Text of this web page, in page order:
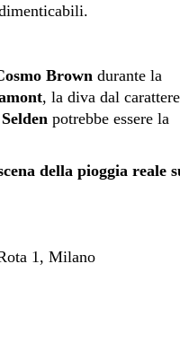
Brown durante la
, la diva dal carattere
potrebbe essere la
della pioggia reale
1, Milano